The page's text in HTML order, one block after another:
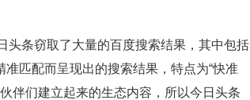
头条窃取了大量的百度搜索结果，其中包括
匹配而呈现出的搜索结果，特点为“快准
伴们建立起来的生态内容，所以今日头条